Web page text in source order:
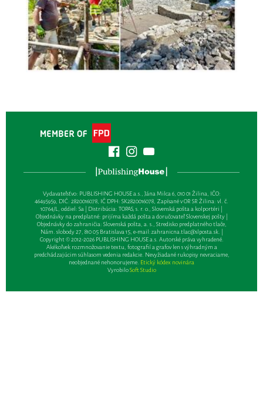
Vydavateľsťvo: PUBLISHING HOUSE a.s., Jána Milca 6, 010 01 Žilina, IČO:
46495959, DIČ: 2820016078, IČ DPH: SK2820016078, Zapísané v OR SR Žilina: vl. č.
10764/L, oddiel: Sa | Distribúcia: TOPAS, s. r. o., Slovenská pošta a kolportéri |
Objednávky na predplatné: prijíma každá pošta a doručovateľ Slovenskej pošty |
Objednávky do zahraničia: Slovenská pošta, a. s., Stredisko predplatného tlače,
Nám. slobody 27, 810 05 Bratislava 15, e-mail:zahranicna.tlac@slposta.sk. |
Copyright © 2012-2026 PUBLISHING HOUSE a.s. Autorské práva vyhradené.
Akékoľvek rozmnožovanie textu, fotografií a grafov len s výhradným a
predchádzajúcim súhlasom vedenia redakcie. Nevyžiadané rukopisy nevraciame,
neobjednané nehonorujeme. Etický kódex novinára
VyrobiloSoft Studio